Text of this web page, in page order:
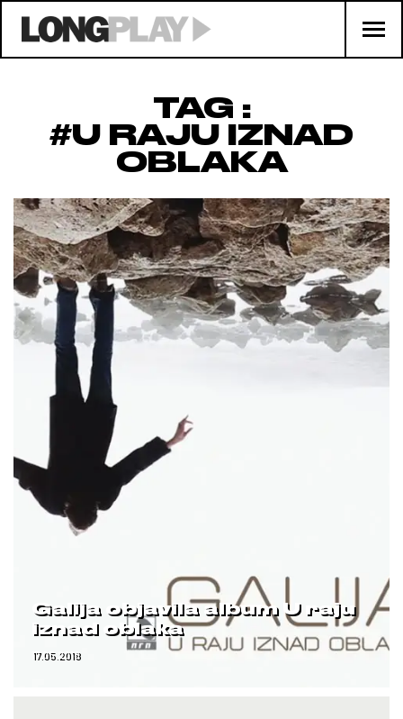
TAG :
#U RAJU IZNAD
OBLAKA
Galija objavila album U raju
iznad oblaka
17.05.2018